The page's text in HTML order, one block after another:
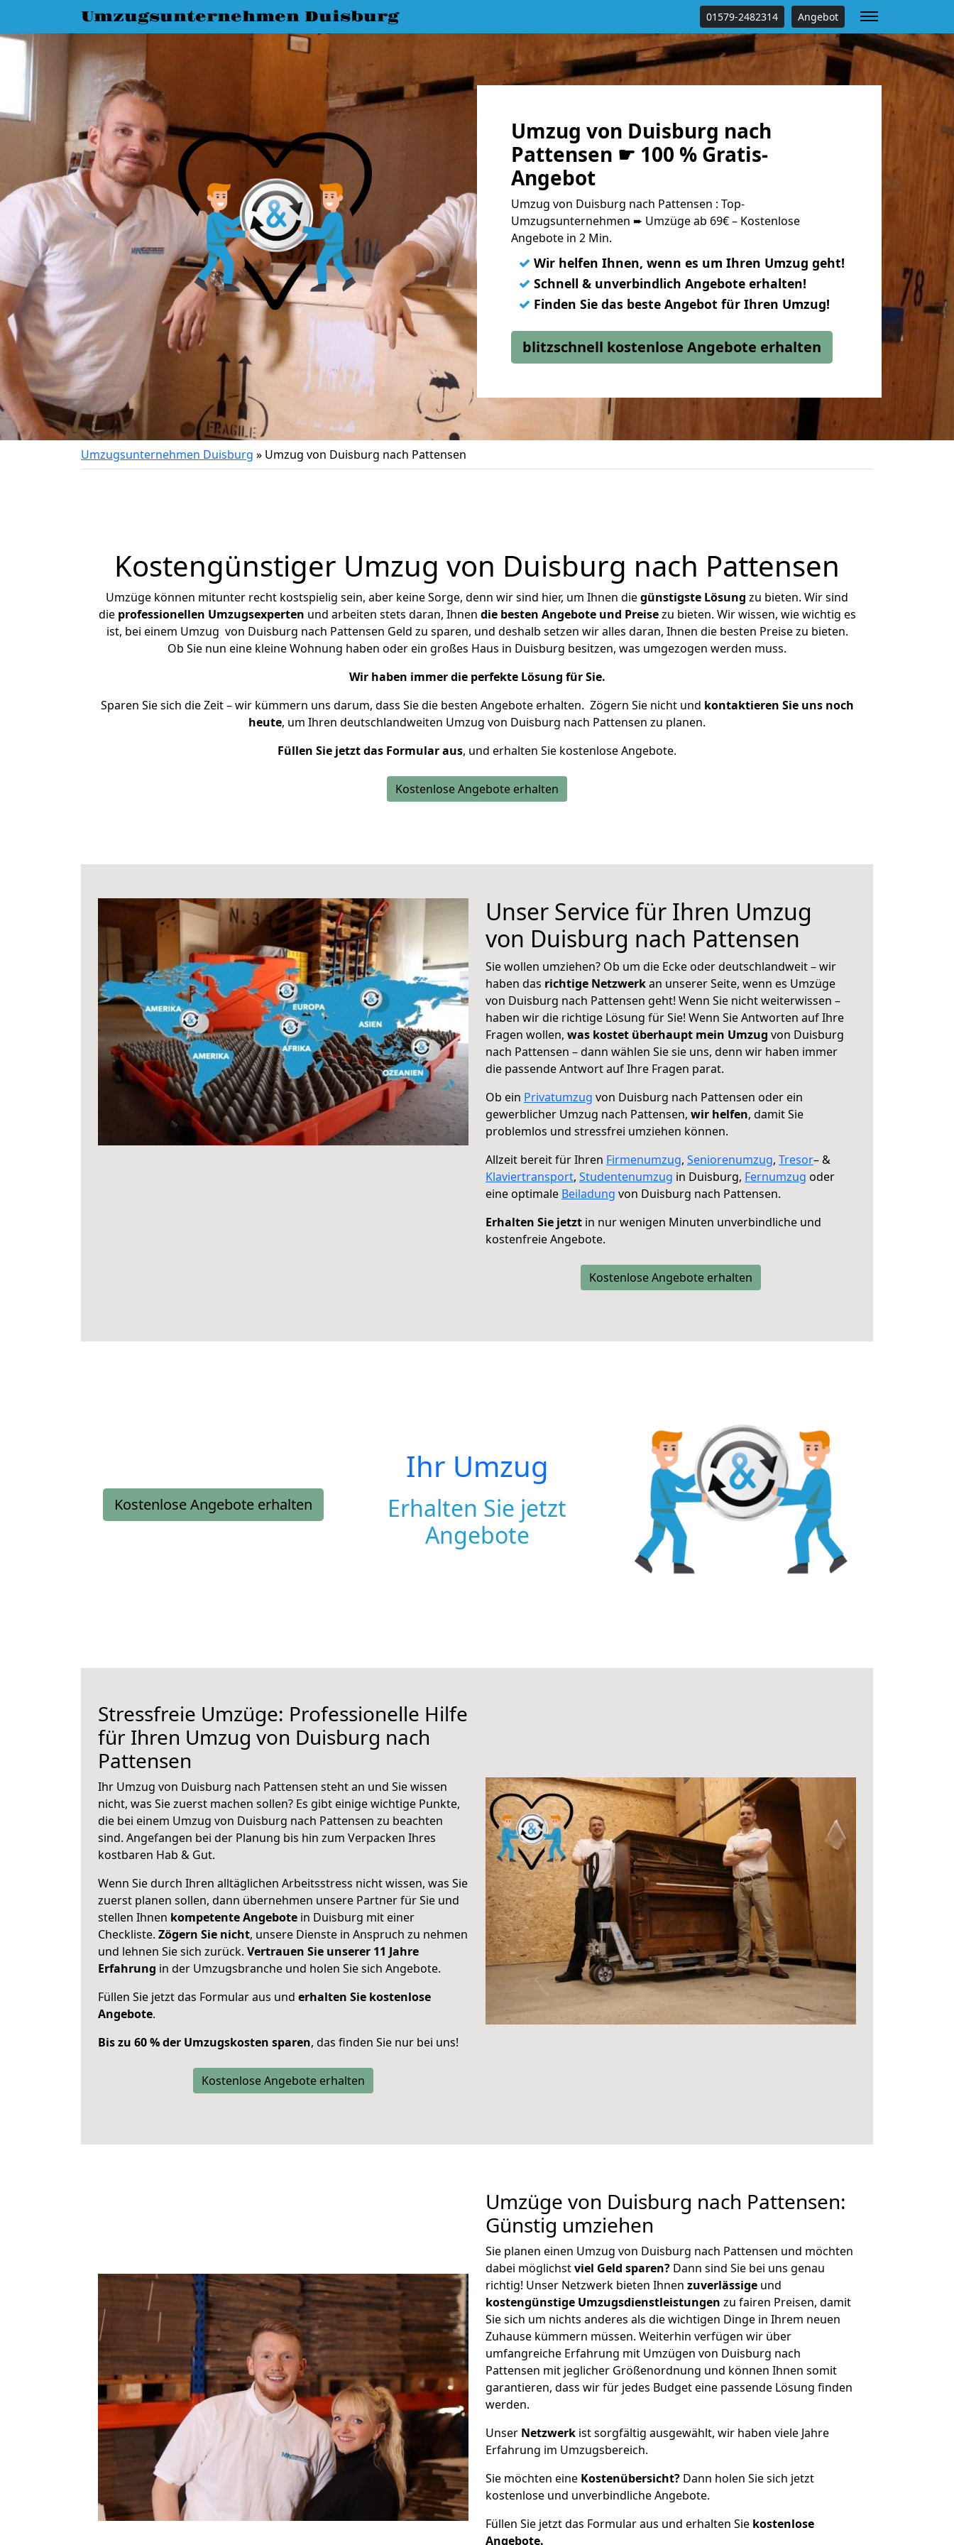
Umzugsunternehmen Duisburg 01579-2482314 Angebot
Umzug von Duisburg nach
Pattensen ☛ 100 % Gratis-
Angebot
Umzug von Duisburg nach Pattensen : Top-
Umzugsunternehmen ➨ Umzüge ab 69€ – Kostenlose
Angebote in 2 Min.
✓ Wir helfen Ihnen, wenn es um Ihren Umzug geht!
✓ Schnell & unverbindlich Angebote erhalten!
✓ Finden Sie das beste Angebot für Ihren Umzug!
blitzschnell kostenlose Angebote erhalten
Umzugsunternehmen Duisburg » Umzug von Duisburg nach Pattensen
Kostengünstiger Umzug von Duisburg nach Pattensen
Umzüge können mitunter recht kostspielig sein, aber keine Sorge, denn wir sind hier, um Ihnen diegünstigste Lösung zu bieten. Wir sind
die professionellen Umzugsexperten und arbeiten stets daran, Ihnen die besten Angebote und Preisezu bieten. Wir wissen, wie wichtig es
ist, bei einem Umzug von Duisburg nach Pattensen Geld zu sparen, und deshalb setzen wir alles daran, Ihnen die besten Preise zu bieten.
Ob Sie nun eine kleine Wohnung haben oder ein großes Haus in Duisburg besitzen, was umgezogen werden muss.
Wir haben immer die perfekte Lösung für Sie.
Sparen Sie sich die Zeit – wir kümmern uns darum, dass Sie die besten Angebote erhalten. Zögern Sie nicht und kontaktieren Sie uns noch
heute, um Ihren deutschlandweiten Umzug von Duisburg nach Pattensen zu planen.
Füllen Sie jetzt das Formular aus, und erhalten Sie kostenlose Angebote.
Kostenlose Angebote erhalten
Unser Service für Ihren Umzug
von Duisburg nach Pattensen
Sie wollen umziehen? Ob um die Ecke oder deutschlandweit – wir
haben das richtige Netzwerkan unserer Seite, wenn es Umzüge
von Duisburg nach Pattensen geht! Wenn Sie nicht weiterwissen –
haben wir die richtige Lösung für Sie! Wenn Sie Antworten auf Ihre
Fragen wollen, was kostet überhaupt mein Umzug von Duisburg
nach Pattensen – dann wählen Sie sie uns, denn wir haben immer
die passende Antwort auf Ihre Fragen parat.
Ob ein Privatumzug von Duisburg nach Pattensen oder ein
gewerblicher Umzug nach Pattensen, wir helfen, damit Sie
problemlos und stressfrei umziehen können.
Allzeit bereit für Ihren Firmenumzug, Seniorenumzug, Tresor– &
Klaviertransport, Studentenumzug in Duisburg, Fernumzug oder
eine optimale Beiladung von Duisburg nach Pattensen.
Erhalten Sie jetzt in nur wenigen Minuten unverbindliche und
kostenfreie Angebote.
Kostenlose Angebote erhalten
Kostenlose Angebote erhalten
Ihr Umzug
Erhalten Sie jetzt
Angebote
Stressfreie Umzüge: Professionelle Hilfe
für Ihren Umzug von Duisburg nach
Pattensen
Ihr Umzug von Duisburg nach Pattensen steht an und Sie wissen
nicht, was Sie zuerst machen sollen? Es gibt einige wichtige Punkte,
die bei einem Umzug von Duisburg nach Pattensen zu beachten
sind. Angefangen bei der Planung bis hin zum Verpacken Ihres
kostbaren Hab & Gut.
Wenn Sie durch Ihren alltäglichen Arbeitsstress nicht wissen, was Sie
zuerst planen sollen, dann übernehmen unsere Partner für Sie und
stellen Ihnen kompetente Angebote in Duisburg mit einer
Checkliste. Zögern Sie nicht, unsere Dienste in Anspruch zu nehmen
und lehnen Sie sich zurück. Vertrauen Sie unserer 11 Jahre
Erfahrung in der Umzugsbranche und holen Sie sich Angebote.
Füllen Sie jetzt das Formular aus und erhalten Sie kostenlose
Angebote.
Bis zu 60 % der Umzugskosten sparen, das finden Sie nur bei uns!
Kostenlose Angebote erhalten
Umzüge von Duisburg nach Pattensen:
Günstig umziehen
Sie planen einen Umzug von Duisburg nach Pattensen und möchten
dabei möglichstviel Geld sparen? Dann sind Sie bei uns genau
richtig! Unser Netzwerk bieten Ihnen zuverlässige und
kostengünstige Umzugsdienstleistungen zu fairen Preisen, damit
Sie sich um nichts anderes als die wichtigen Dinge in Ihrem neuen
Zuhause kümmern müssen. Weiterhin verfügen wir über
umfangreiche Erfahrung mit Umzügen von Duisburg nach
Pattensen mit jeglicher Größenordnung und können Ihnen somit
garantieren, dass wir für jedes Budget eine passende Lösung finden
werden.
Unser Netzwerk ist sorgfältig ausgewählt, wir haben viele Jahre
Erfahrung im Umzugsbereich.
Sie möchten eine Kostenübersicht? Dann holen Sie sich jetzt
kostenlose und unverbindliche Angebote.
Füllen Sie jetzt das Formular aus und erhalten Sie kostenlose
Angebote.